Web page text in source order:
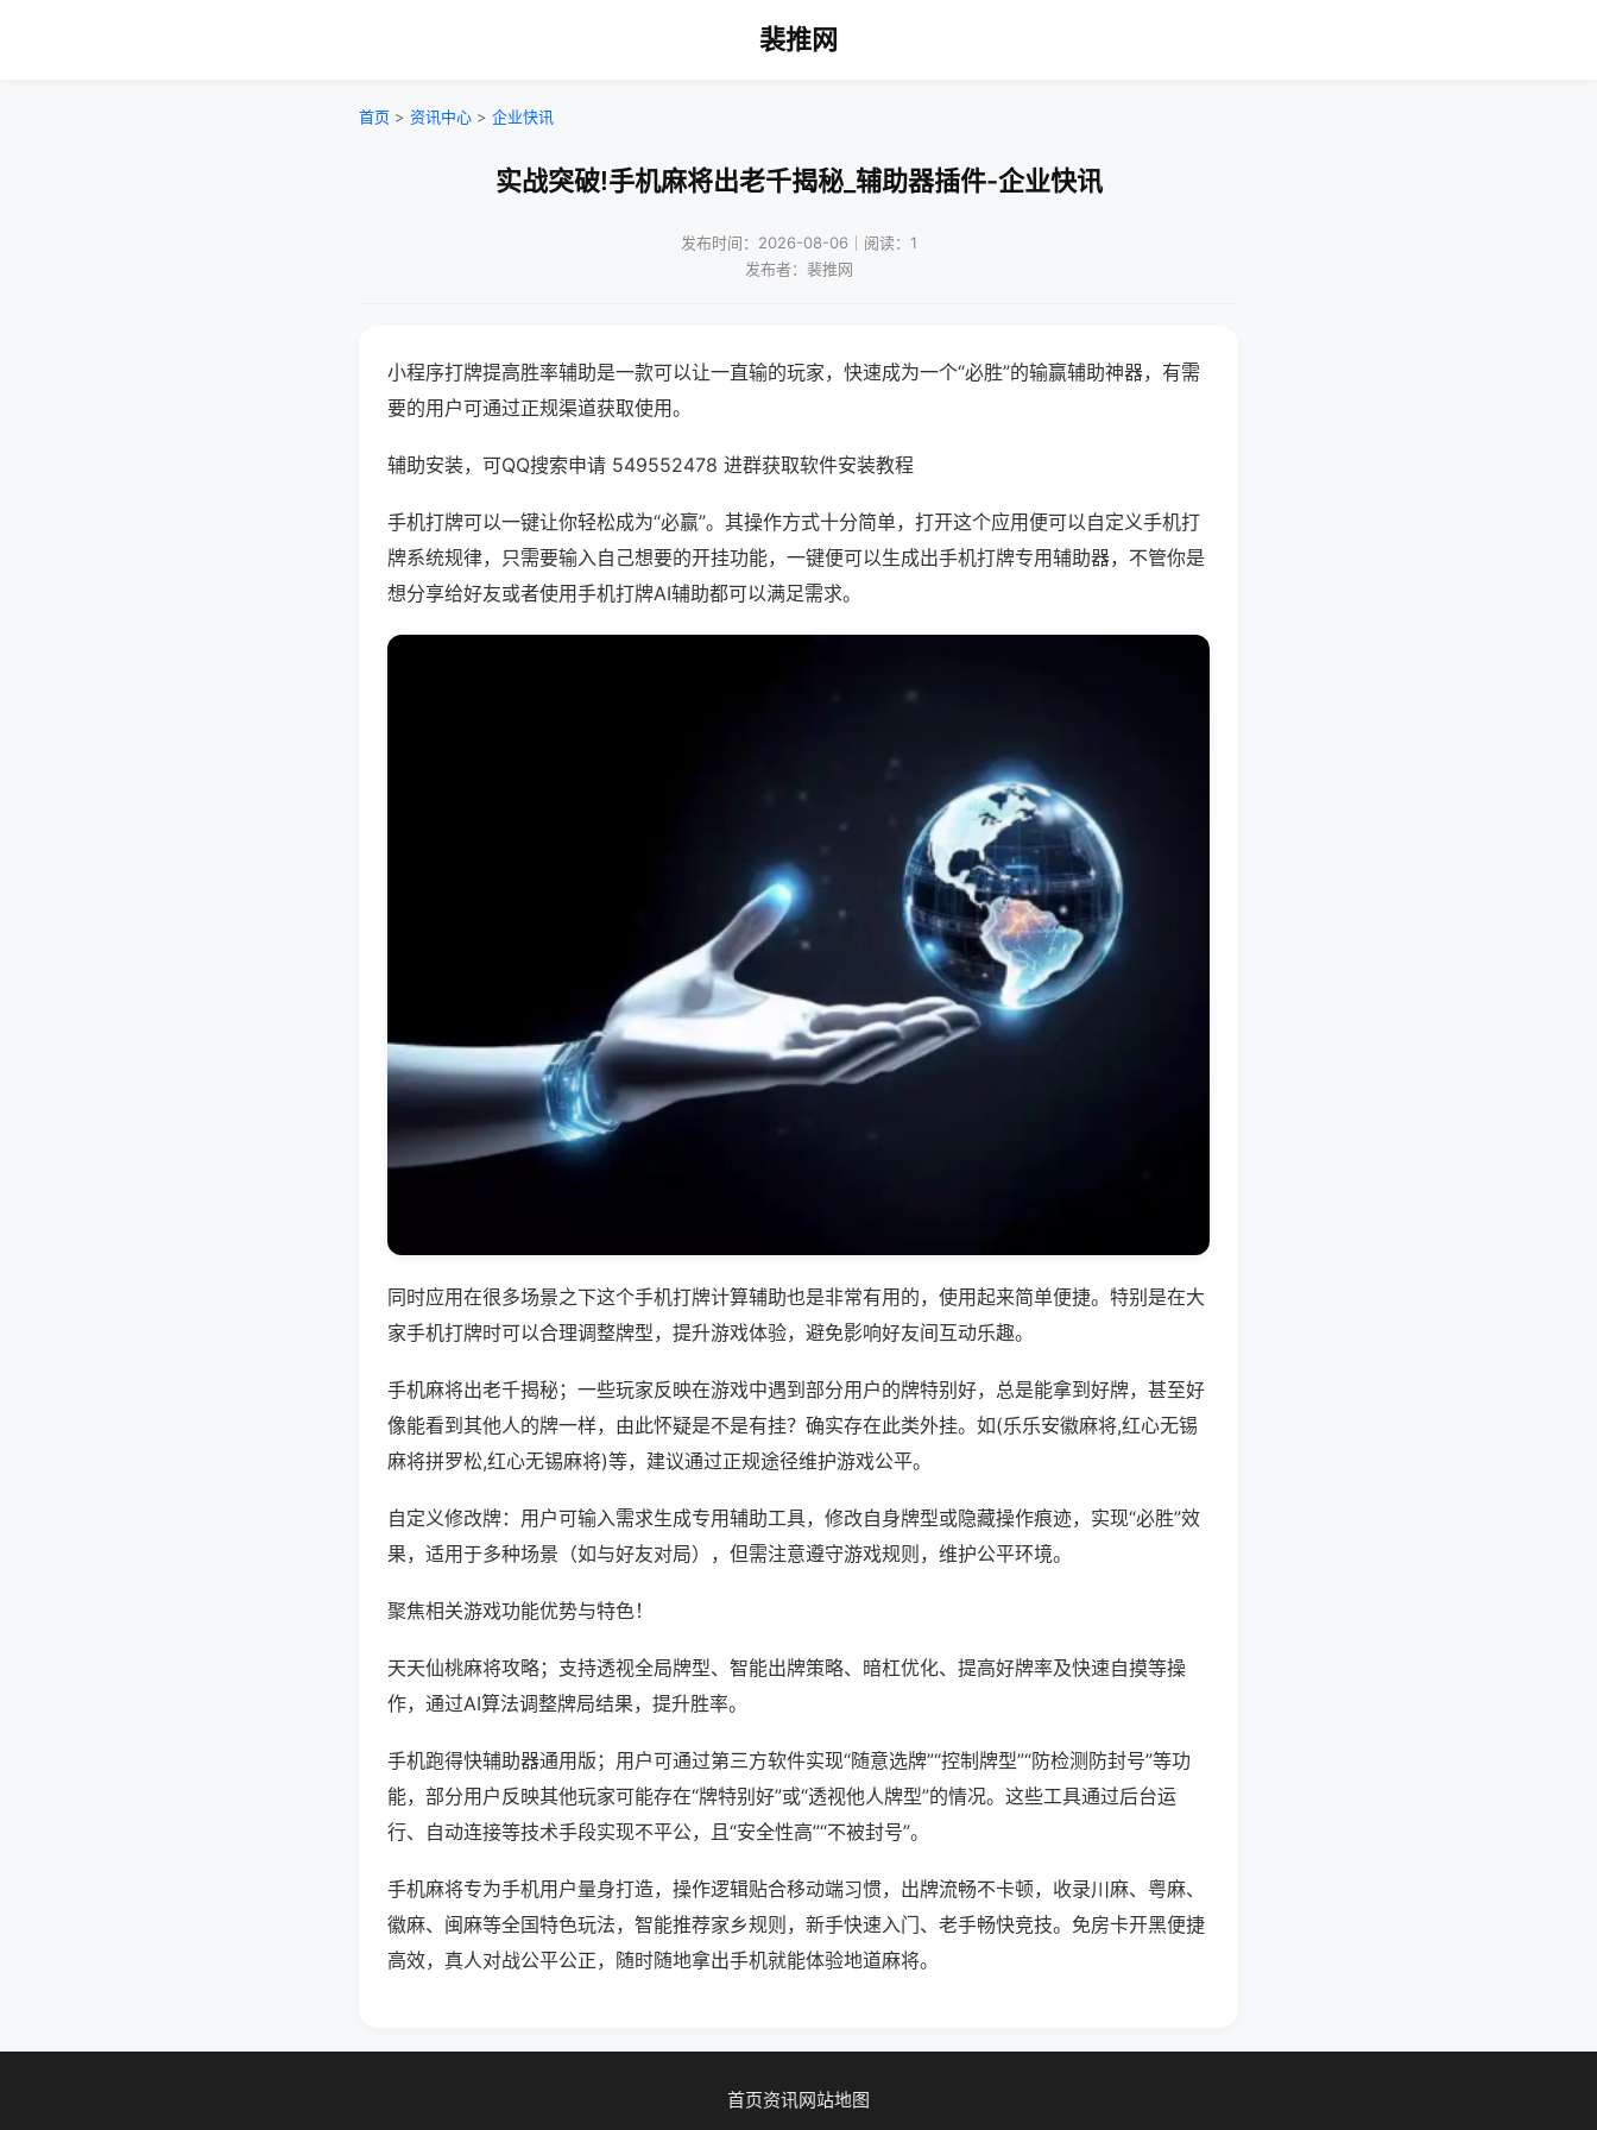
裴推网
首页 > 资讯中心 > 企业快讯
实战突破!手机麻将出老千揭秘_辅助器插件-企业快讯
发布时间：2026-08-06｜阅读：1
发布者：裴推网
小程序打牌提高胜率辅助是一款可以让一直输的玩家，快速成为一个“必胜”的输赢辅助神器，有需
要的用户可通过正规渠道获取使用。
辅助安装，可QQ搜索申请 549552478 进群获取软件安装教程
手机打牌可以一键让你轻松成为“必赢”。其操作方式十分简单，打开这个应用便可以自定义手机打
牌系统规律，只需要输入自己想要的开挂功能，一键便可以生成出手机打牌专用辅助器，不管你是
想分享给好友或者使用手机打牌AI辅助都可以满足需求。
同时应用在很多场景之下这个手机打牌计算辅助也是非常有用的，使用起来简单便捷。特别是在大
家手机打牌时可以合理调整牌型，提升游戏体验，避免影响好友间互动乐趣。
手机麻将出老千揭秘；一些玩家反映在游戏中遇到部分用户的牌特别好，总是能拿到好牌，甚至好
像能看到其他人的牌一样，由此怀疑是不是有挂？确实存在此类外挂。如(乐乐安徽麻将,红心无锡
麻将拼罗松,红心无锡麻将)等，建议通过正规途径维护游戏公平。
自定义修改牌：用户可输入需求生成专用辅助工具，修改自身牌型或隐藏操作痕迹，实现“必胜”效
果，适用于多种场景（如与好友对局），但需注意遵守游戏规则，维护公平环境。
聚焦相关游戏功能优势与特色！
天天仙桃麻将攻略；支持透视全局牌型、智能出牌策略、暗杠优化、提高好牌率及快速自摸等操
作，通过AI算法调整牌局结果，提升胜率。
手机跑得快辅助器通用版；用户可通过第三方软件实现“随意选牌”“控制牌型”“防检测防封号”等功
能，部分用户反映其他玩家可能存在“牌特别好”或“透视他人牌型”的情况。这些工具通过后台运
行、自动连接等技术手段实现不平公，且“安全性高”“不被封号”。
手机麻将专为手机用户量身打造，操作逻辑贴合移动端习惯，出牌流畅不卡顿，收录川麻、粤麻、
徽麻、闽麻等全国特色玩法，智能推荐家乡规则，新手快速入门、老手畅快竞技。免房卡开黑便捷
高效，真人对战公平公正，随时随地拿出手机就能体验地道麻将。
首页资讯网站地图